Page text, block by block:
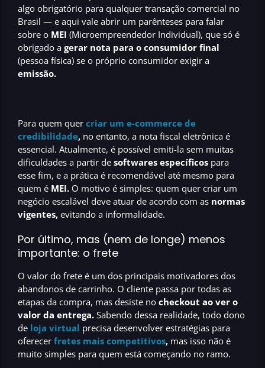
algo obrigatório para qualquer transação comercial no
Brasil — e aqui vale abrir um parênteses para falar
sobre o MEI (Microempreendedor Individual), que só é
obrigado a gerar nota para o consumidor final
(pessoa física) se o próprio consumidor exigir a
emissão.
Para quem quer criar um e-commerce de
credibilidade, no entanto, a nota fiscal eletrônica é
essencial. Atualmente, é possível emiti-la sem muitas
dificuldades a partir de softwares específicos para
esse fim, e a prática é recomendável até mesmo para
quem é MEI. O motivo é simples: quem quer criar um
negócio escalável deve atuar de acordo com as normas
vigentes, evitando a informalidade.
Por último, mas (nem de longe) menos
importante: o frete
O valor do frete é um dos principais motivadores dos
abandonos de carrinho. O cliente passa por todas as
etapas da compra, mas desiste no checkout ao ver o
valor da entrega. Sabendo dessa realidade, todo dono
de loja virtual precisa desenvolver estratégias para
oferecer fretes mais competitivos, mas isso não é
muito simples para quem está começando no ramo.